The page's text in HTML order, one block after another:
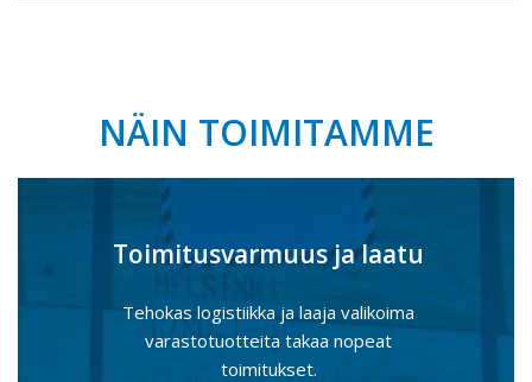
NÄIN TOIMITAMME
Toimitusvarmuus ja laatu
Tehokas logistiikka ja laaja valikoima
varastotuotteita takaa nopeat
toimitukset.